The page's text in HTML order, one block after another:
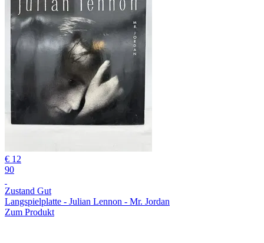
€ 12
90
Zustand Gut
Langspielplatte - Julian Lennon - Mr. Jordan
Zum Produkt